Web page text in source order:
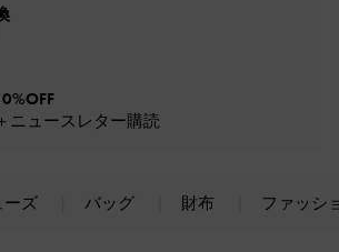
ニュースレター購読
ーズ バッグ 財布 ファッシ